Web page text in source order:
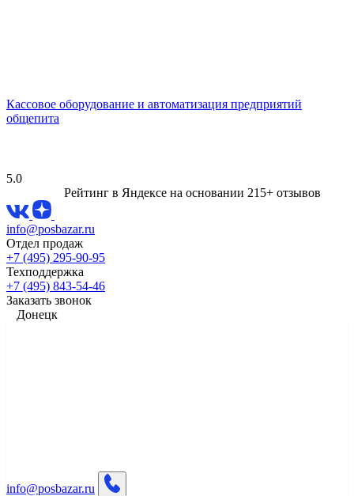
Кассовое оборудование и автоматизация предприятий
общепита
5.0
Рейтинг в Яндексе на основании 215+ отзывов
info@posbazar.ru
Отдел продаж
+7 (495) 295-90-95
Техподдержка
+7 (495) 843-54-46
Заказать звонок
Донецк
info@posbazar.ru